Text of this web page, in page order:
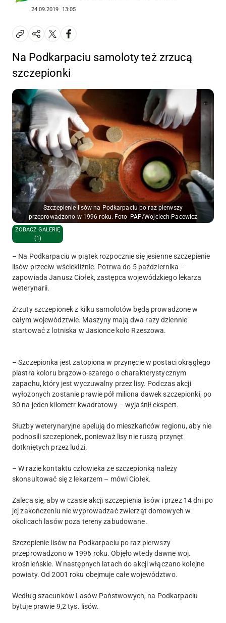
24.09.2019 13:05
Na Podkarpaciu samoloty też zrzucą
szczepionki
Szczepienie lisów na Podkarpaciu po raz pierwszy
przeprowadzono w 1996 roku. Foto_PAP/Wojciech Pacewicz
ZOBACZ GALERIĘ
(1)
– Na Podkarpaciu w piątek rozpocznie się jesienne szczepienie
lisów przeciw wściekliźnie. Potrwa do 5 października –
zapowiada Janusz Ciołek, zastępca wojewódzkiego lekarza
weterynarii.
Zrzuty szczepionek z kilku samolotów będą prowadzone w
całym województwie. Maszyny mają dwa razy dziennie
startować z lotniska w Jasionce koło Rzeszowa.
– Szczepionka jest zatopiona w przynęcie w postaci okrągłego
plastra koloru brązowo-szarego o charakterystycznym
zapachu, który jest wyczuwalny przez lisy. Podczas akcji
wyłożonych zostanie prawie pół miliona dawek szczepionki, po
30 na jeden kilometr kwadratowy – wyjaśnił ekspert.
Służby weterynaryjne apelują do mieszkańców regionu, aby nie
podnosili szczepionek, ponieważ lisy nie ruszą przynęt
dotkniętych przez ludzi.
– W razie kontaktu człowieka ze szczepionką należy
skonsultować się z lekarzem – mówi Ciołek.
Zaleca się, aby w czasie akcji szczepienia lisów i przez 14 dni po
jej zakończeniu nie wyprowadzać zwierząt domowych w
okolicach lasów poza tereny zabudowane.
Szczepienie lisów na Podkarpaciu po raz pierwszy
przeprowadzono w 1996 roku. Objęło wtedy dawne woj.
krośnieńskie. W następnych latach do akcji włączano kolejne
powiaty. Od 2001 roku obejmuje całe województwo.
Według szacunków Lasów Państwowych, na Podkarpaciu
bytuje prawie 9,2 tys. lisów.